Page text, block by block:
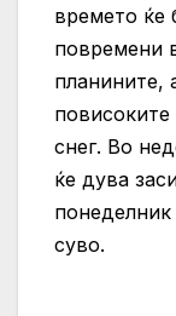
времето ќе
повремени
планините,
снег. Во
ќе дува
суво.